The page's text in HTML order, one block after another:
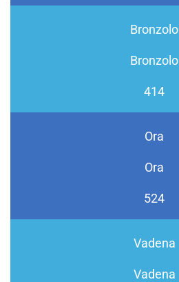
Bronzolo
Bronzolo
414
Ora
Ora
524
Vadena
Vadena